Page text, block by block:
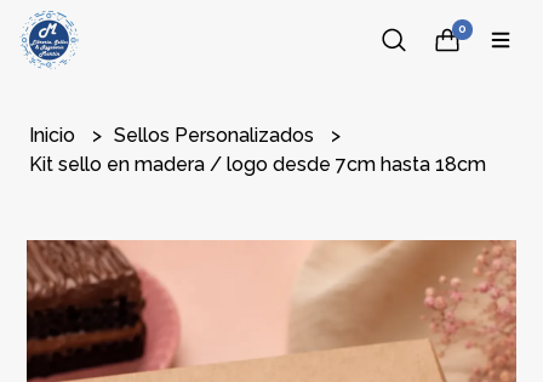
0
Inicio
Sellos Personalizados
Kit sello en madera / logo desde 7cm hasta 18cm